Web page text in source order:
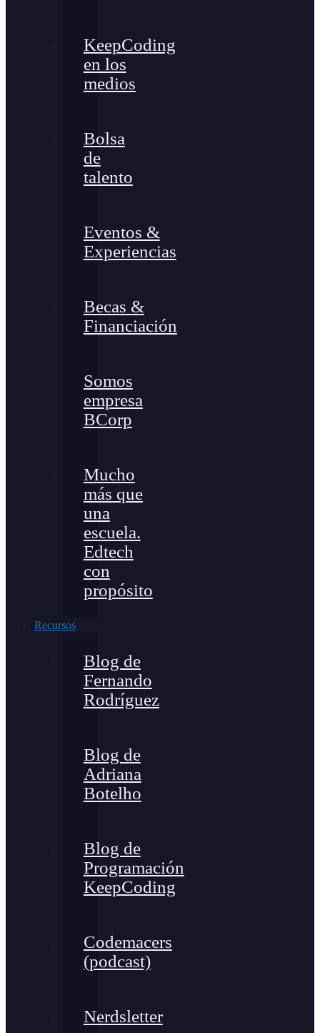
KeepCoding
en los
medios
Bolsa
de
talento
Eventos &
Experiencias
Becas &
Financiación
Somos
empresa
BCorp
Mucho
más que
una
escuela.
Edtech
con
propósito
Recursos
Blog de
Fernando
Rodríguez
Blog de
Adriana
Botelho
Blog de
Programación
KeepCoding
Codemacers
(podcast)
Nerdsletter